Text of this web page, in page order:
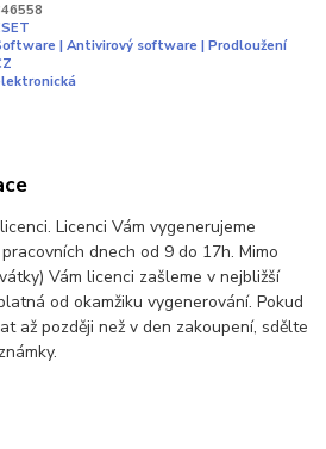
| Antivirový software | Prodloužení
Licenci Vám vygenerujeme
dnech od 9 do 17h. Mimo
Vám licenci zašleme v nejbližší
od okamžiku vygenerování. Pokud
až později než v den zakoupení, sdělte